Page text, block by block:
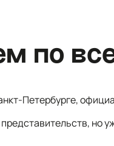
по
Петербурге,
но